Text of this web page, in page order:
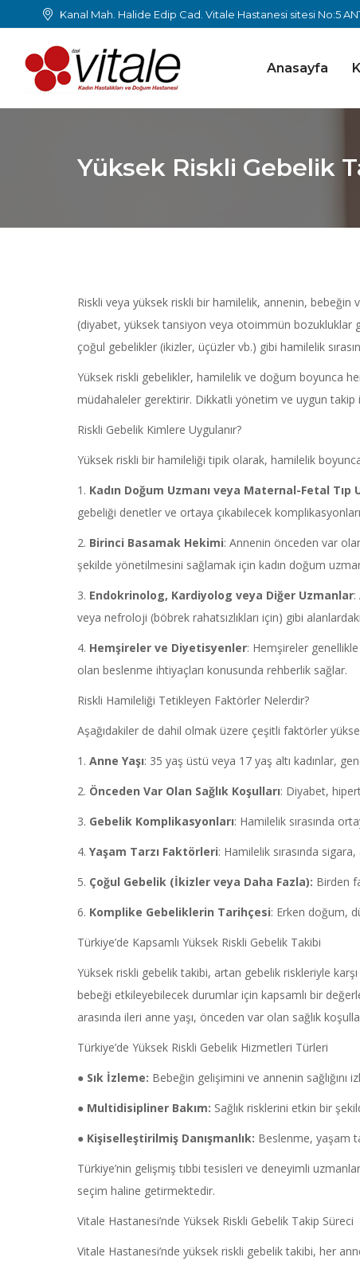
Kanal Mah. Halide Edip Cad. Vitale Hastanesi sitesi No:5
Anasayfa
Yüksek Riskli Gebelik
Riskli veya yüksek riskli bir hamilelik, annenin, bebeğin
(diyabet, yüksek tansiyon veya otoimmün bozukluklar
çoğul gebelikler (ikizler, üçüzler vb.) gibi hamilelik
Yüksek riskli gebelikler, hamilelik ve doğum boyunca
müdahaleler gerektirir. Dikkatli yönetim ve uygun takip
Riskli Gebelik Kimlere Uygulanır?
Yüksek riskli bir hamileliği tipik olarak, hamilelik
1. Kadın Doğum Uzmanı veya Maternal-Fetal Tıp
gebeliği denetler ve ortaya çıkabilecek
2. Birinci Basamak Hekimi: Annenin önceden var
şekilde yönetilmesini sağlamak için kadın doğum
3. Endokrinolog, Kardiyolog veya Diğer Uzmanlar:
veya nefroloji (böbrek rahatsızlıkları için) gibi
4. Hemşireler ve Diyetisyenler: Hemşireler
olan beslenme ihtiyaçları konusunda rehberlik sağlar.
Riskli Hamileliği Tetikleyen Faktörler Nelerdir?
Aşağıdakiler de dahil olmak üzere çeşitli faktörler
1. Anne Yaşı: 35 yaş üstü veya 17 yaş altı kadınlar,
2. Önceden Var Olan Sağlık Koşulları: Diyabet,
3. Gebelik Komplikasyonları: Hamilelik sırasında
4. Yaşam Tarzı Faktörleri: Hamilelik sırasında
5. Çoğul Gebelik (İkizler veya Daha Fazla): Birden
6. Komplike Gebeliklerin Tarihçesi: Erken doğum,
Türkiye’de Kapsamlı Yüksek Riskli Gebelik Takibi
Yüksek riskli gebelik takibi, artan gebelik riskleriyle
bebeği etkileyebilecek durumlar için kapsamlı bir
arasında ileri anne yaşı, önceden var olan sağlık
Türkiye’de Yüksek Riskli Gebelik Hizmetleri Türleri
● Sık İzleme: Bebeğin gelişimini ve annenin
● Multidisipliner Bakım: Sağlık risklerini etkin bir
● Kişiselleştirilmiş Danışmanlık: Beslenme, yaşam
Türkiye’nin gelişmiş tıbbi tesisleri ve deneyimli
seçim haline getirmektedir.
Vitale Hastanesi’nde Yüksek Riskli Gebelik Takip Süreci
Vitale Hastanesi’nde yüksek riskli gebelik takibi, her